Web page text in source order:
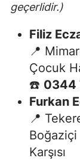
geçerlidir.)
Filiz
📍
Çocuk
☎️ 0344
Furkan
📍
Boğaziçi
Karşısı